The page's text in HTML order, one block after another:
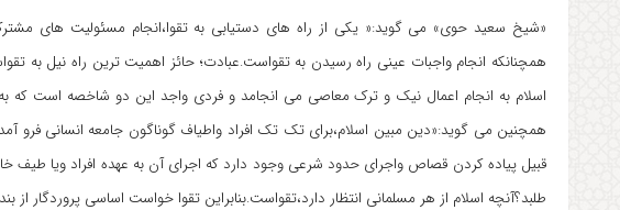
«شیخ سعید حوی» می گوید:« یکی از راه های دستیابی به تقوا،انجام مسئولیت های
همچنانکه انجام واجبات عینی راه رسیدن به تقواست.عبادت؛ حائز اهمیت ترین راه نیل به
اسلام به انجام اعمال نیک و ترک معاصی می انجامد و فردی واجد این دو شاخصه است که
همچنین می گوید:«دین مبین اسلام،برای تک تک افراد واطیاف گوناگون جامعه انسانی فرو
قبیل پیاده کردن قصاص واجرای حدود شرعی وجود دارد که اجرای آن به عهده افراد ویا
طلبد؟آنچه اسلام از هر مسلمانی انتظار دارد،تقواست.بنابراین تقوا خواست اساسی پروردگار از